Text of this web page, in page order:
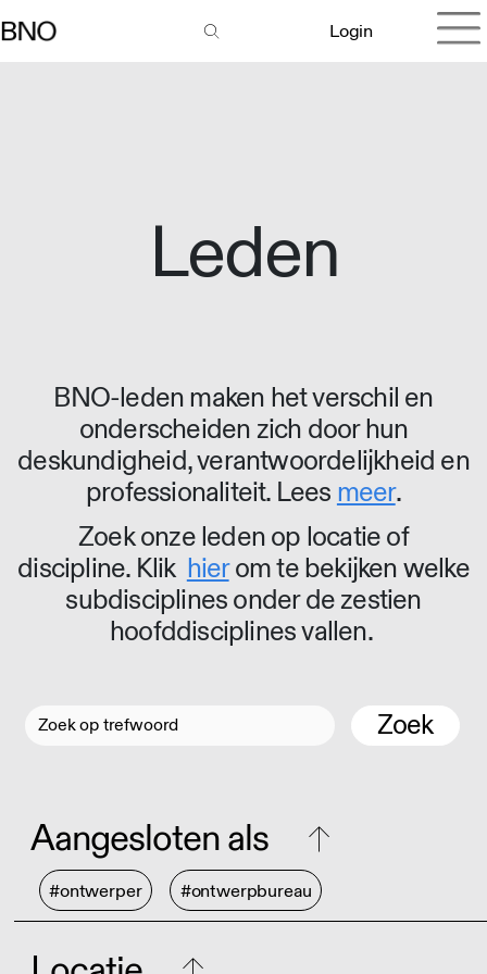
Login
Leden
BNO-leden maken het verschil en
onderscheiden zich door hun
deskundigheid, verantwoordelijkheid en
professionaliteit. Lees meer.
Zoek onze leden op locatie of
discipline. Klik hierom te bekijken welke
subdisciplines onder de zestien
hoofddisciplines vallen.
Zoek
Aangesloten als
#ontwerper #ontwerpbureau